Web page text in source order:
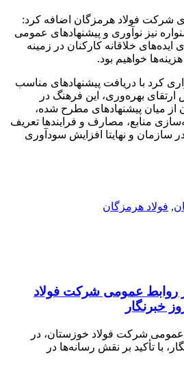
شرکت فولاد هرمزگان اضافه کرد:
نیز نوآوری و پیشنهادهای عمومی
ایده‌های خلاقانه کارکنان در زمینه
خواهیم بود.
کرد با دریافت پیشنهادهای مناسب
بهره‌وری، این فرهنگ در
از میان پیشنهادهای مطرح شده،
منابع، مصارف و فرایندها تعریف
سازمان و نهایتا افزایش سودآوری
, فولاد هرمزگان
روابط عمومی شرکت فولاد
خبرنگار
شرکت فولاد خوزستان، در
با تأکید بر نقش رسانه‌ها در